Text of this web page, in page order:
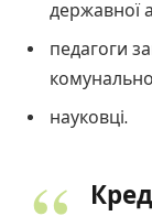
державної
педагоги
науковці.